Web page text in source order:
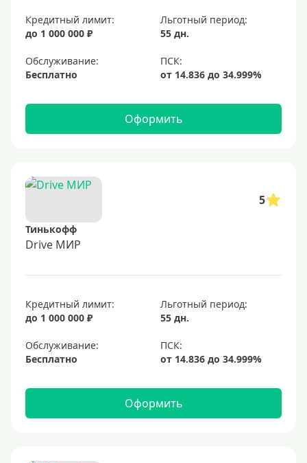
Кредитный лимит:
до 1 000 000 ₽
Льготный период:
55 дн.
Обслуживание:
Бесплатно
Оформить
5
Тинькофф
Drive МИР
Кредитный лимит:
до 1 000 000 ₽
Льготный период:
55 дн.
Обслуживание:
Бесплатно
Оформить